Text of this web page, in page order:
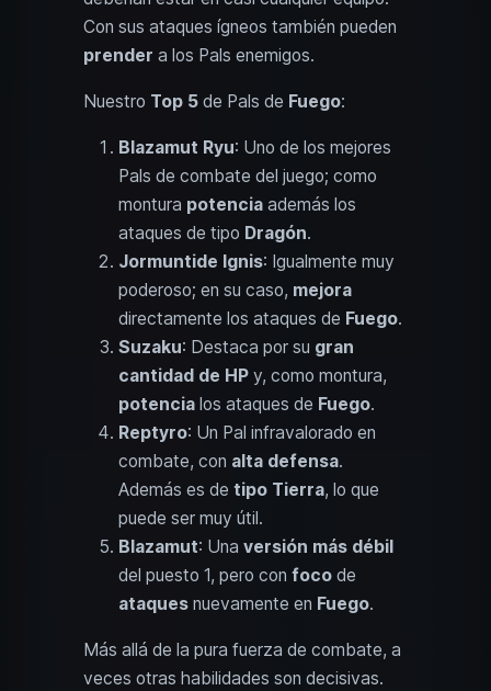
Con sus ataques ígneos también pueden
prender a los Pals enemigos.
Nuestro Top 5 de Pals de Fuego:
Blazamut Ryu: Uno de los mejores
Pals de combate del juego; como
montura potencia además los
ataques de tipo Dragón.
Jormuntide Ignis: Igualmente muy
poderoso; en su caso, mejora
directamente los ataques de Fuego.
Suzaku: Destaca por su gran
cantidad de HP y, como montura,
potencia los ataques de Fuego.
Reptyro: Un Pal infravalorado en
combate, con alta defensa.
Además es de tipo Tierra, lo que
puede ser muy útil.
Blazamut: Una versión más débil
del puesto 1, pero con foco de
ataques nuevamente en Fuego.
Más allá de la pura fuerza de combate, a
veces otras habilidades son decisivas.